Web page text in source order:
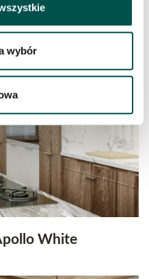
wybór
Kalahari
White